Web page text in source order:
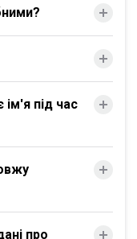
під час
про